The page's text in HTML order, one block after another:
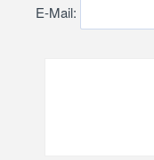
E-Mail: